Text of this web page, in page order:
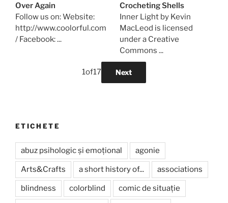
Over Again
Follow us on: Website:
http://www.coolorful.com
/ Facebook: ...
Crocheting Shells
Inner Light by Kevin
MacLeod is licensed
under a Creative
Commons ...
1of17 Next
ETICHETE
abuz psihologic și emoțional agonie
Arts&Crafts a short history of... associations
blindness colorblind comic de situație